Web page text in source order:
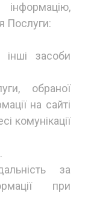
Послуги:
засоби
обраної
на сайті
комунікації
за
при